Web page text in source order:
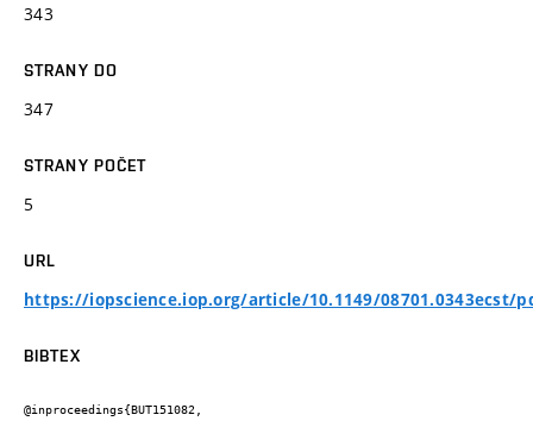
343
STRANY DO
347
STRANY POČET
5
URL
https://iopscience.iop.org/article/10.1149/08701.0343ecst/
BIBTEX
@inproceedings{BUT151082,